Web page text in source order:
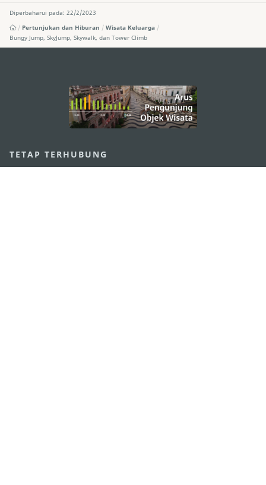
Diperbaharui pada: 22/2/2023
Pertunjukan dan Hiburan
Wisata Keluarga
Bungy Jump, SkyJump, Skywalk, dan Tower Climb
external links
TETAP TERHUBUNG